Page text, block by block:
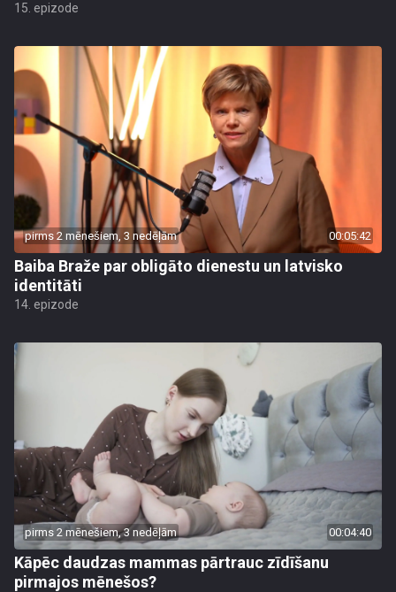
15. epizode
pirms 2 mēnešiem, 3 nedēļām 00:05:42
Baiba Braže par obligāto dienestu un latvisko
identitāti
14. epizode
pirms 2 mēnešiem, 3 nedēļām 00:04:40
Kāpēc daudzas mammas pārtrauc zīdīšanu
pirmajos mēnešos?